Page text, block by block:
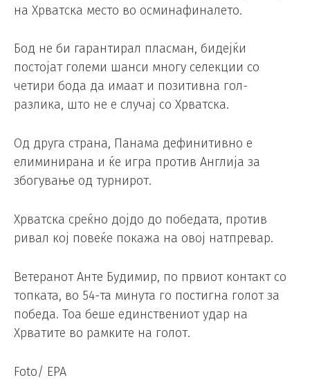
на Хрватска место во осминафиналето.
Бод не би гарантирал пласман, бидејќи
постојат големи шанси многу селекции со
четири бода да имаат и позитивна гол-
разлика, што не е случај со Хрватска.
Од друга страна, Панама дефинитивно е
елиминирана и ќе игра против Англија за
збогување од турнирот.
Хрватска среќно дојдо до победата, против
ривал кој повеќе покажа на овој натпревар.
Ветеранот Анте Будимир, по првиот контакт со
топката, во 54-та минута го постигна голот за
победа. Тоа беше единствениот удар на
Хрватите во рамките на голот.
Foto/ EPA